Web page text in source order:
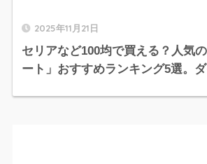
2025年11月21日
セリアなど100均で買える？人気
ート」おすすめランキング5選。